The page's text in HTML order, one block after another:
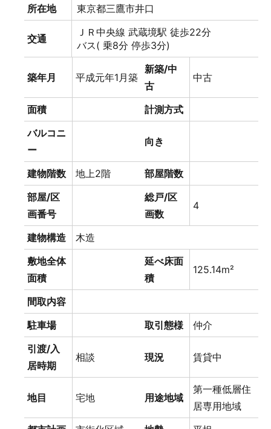
所在地
東京都三鷹市井口
交通
ＪＲ中央線 武蔵境駅 徒歩22分
バス( 乗8分 停歩3分)
築年月 平成元年1月築
新築/中
古
中古
面積
計測方式
バルコニ
ー
向き
建物階数 地上2階
部屋階数
部屋/区
画番号
総戸/区
画数
4
建物構造
木造
敷地全体
面積
延べ床面
積
125.14m²
間取内容
駐車場
取引態様
仲介
引渡/入
居時期
相談 現況 賃貸中
地目 宅地 用途地域
第一種低層住
居専用地域